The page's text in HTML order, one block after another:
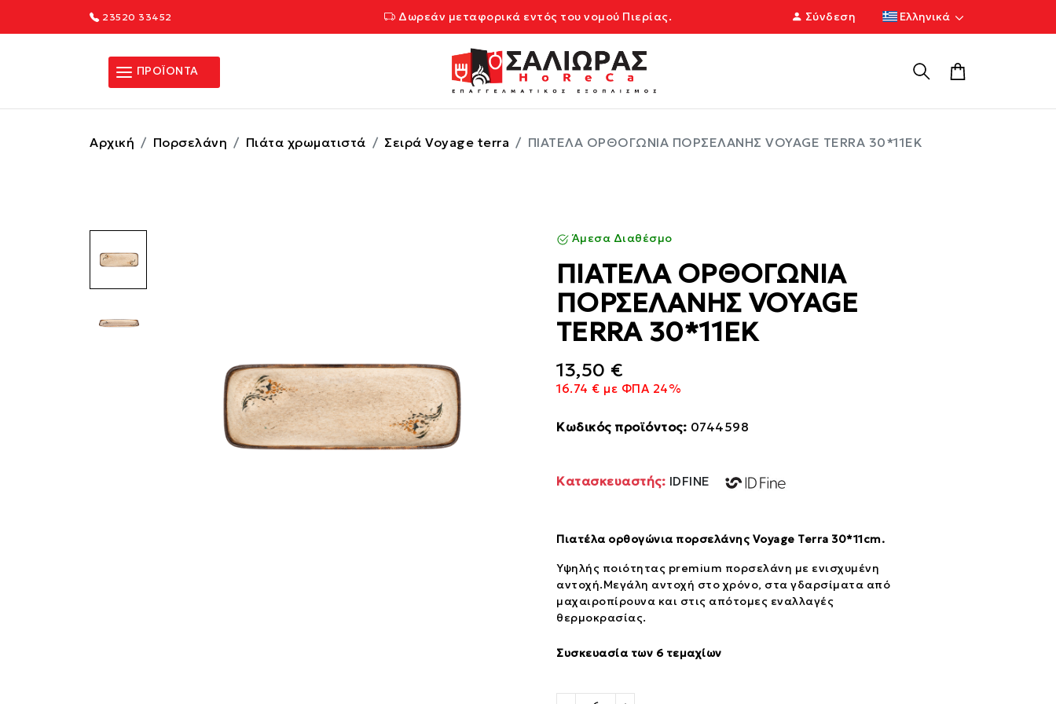
23520 33452 Δωρεάν μεταφορικά εντός του νομού Πιερίας. Σύνδεση Ελληνικά
ΠΡΟΪΟΝΤΑ
Αρχική Πορσελάνη Πιάτα χρωματιστά Σειρά Voyage terra ΠΙΑΤΕΛΑ ΟΡΘΟΓΩΝΙΑ ΠΟΡΣΕΛΑΝΗΣ VOYAGE TERRA 30*11ΕΚ
Άμεσα Διαθέσμο
ΠΙΑΤΕΛΑ ΟΡΘΟΓΩΝΙΑ
ΠΟΡΣΕΛΑΝΗΣ VOYAGE
TERRA 30*11ΕΚ
13,50 €
16.74 € με ΦΠΑ 24%
Κωδικός προϊόντος: 0744598
Κατασκευαστής: IDFINE
Πιατέλα ορθογώνια πορσελάνης Voyage Terra 30*11cm.
Υψηλής ποιότητας premium πορσελάνη με ενισχυμένη
αντοχή.Μεγάλη αντοχή στο χρόνο, στα γδαρσίματα από
μαχαιροπίρουνα και στις απότομες εναλλαγές
θερμοκρασίας.
Συσκευασία των 6 τεμαχίων